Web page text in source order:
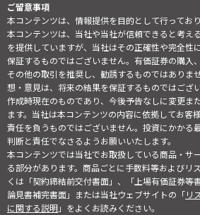
ご留意事項
本コンテンツは、情報提供を目的として行っており
本コンテンツは、当社や当社が信頼できると考え
を提供していますが、当社はその正確性や完全性
保証するものではございません。有価証券の購入
その他の取引を推奨し、勧誘するものではありま
想・意見は、将来の結果を保証するものではござ
作成時現在のものであり、今後予告なしに変更ま
ます。当社は本コンテンツの内容に依拠してお客
責任を負うものではございません。投資にかかる
判断と責任でなさるようお願いいたします。
本コンテンツでは当社でお取扱している商品・サ
る部分があります。商品ごとに手数料等およびリ
くは「契約締結前交付書面」、「上場有価証券等
論見書補完書面」または当社ウェブサイトの「リ
に関する説明」をよくお読みください。